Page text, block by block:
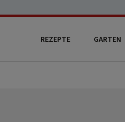
REZEPTE GARTEN